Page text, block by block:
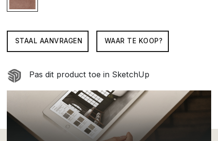
STAAL AANVRAGEN WAAR TE KOOP?
Pas dit product toe in SketchUp